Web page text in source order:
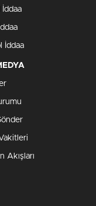
İddaa
İddaa
Akışları